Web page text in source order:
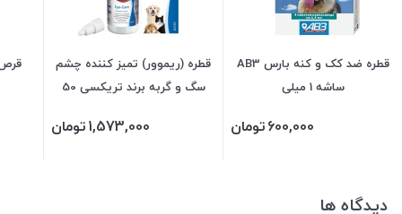
قطره ضد کک و کنه بارس AB3
ساشه 1 میلی
600,000تومان
قطره (ریموور) تمیز کننده چشم
سگ و گربه برند تریکسی 50
1,573,000تومان
دیدگاه ها